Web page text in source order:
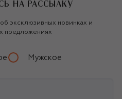
НА РАССЫЛКУ
эксклюзивных новинках и
предложениях
Мужское